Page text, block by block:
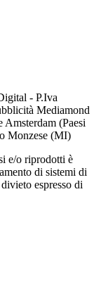
- P.Iva
Mediamond
(Paesi
Monzese (MI)
e/o riprodotti è
di sistemi di
espresso di